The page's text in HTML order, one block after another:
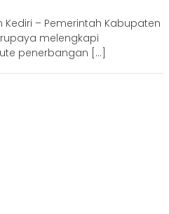
– Pemerintah Kabupaten
melengkapi
penerbangan […]